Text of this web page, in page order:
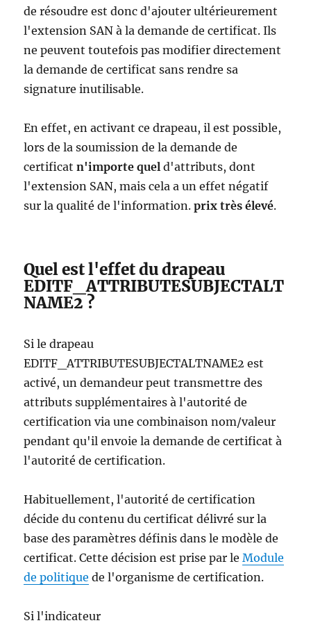
de résoudre est donc d'ajouter ultérieurement
l'extension SAN à la demande de certificat. Ils
ne peuvent toutefois pas modifier directement
la demande de certificat sans rendre sa
signature inutilisable.
En effet, en activant ce drapeau, il est possible,
lors de la soumission de la demande de
certificatn'importe quel d'attributs, dont
l'extension SAN, mais cela a un effet négatif
sur la qualité de l'information.prix très élevé.
Quel est l'effet du drapeau
EDITF_ATTRIBUTESUBJECTALT
NAME2 ?
Si le drapeau
EDITF_ATTRIBUTESUBJECTALTNAME2 est
activé, un demandeur peut transmettre des
attributs supplémentaires à l'autorité de
certification via une combinaison nom/valeur
pendant qu'il envoie la demande de certificat à
l'autorité de certification.
Habituellement, l'autorité de certification
décide du contenu du certificat délivré sur la
base des paramètres définis dans le modèle de
certificat. Cette décision est prise par leModule
de politique de l'organisme de certification.
Si l'indicateur